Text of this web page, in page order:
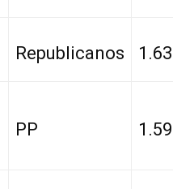
Republicanos
PP